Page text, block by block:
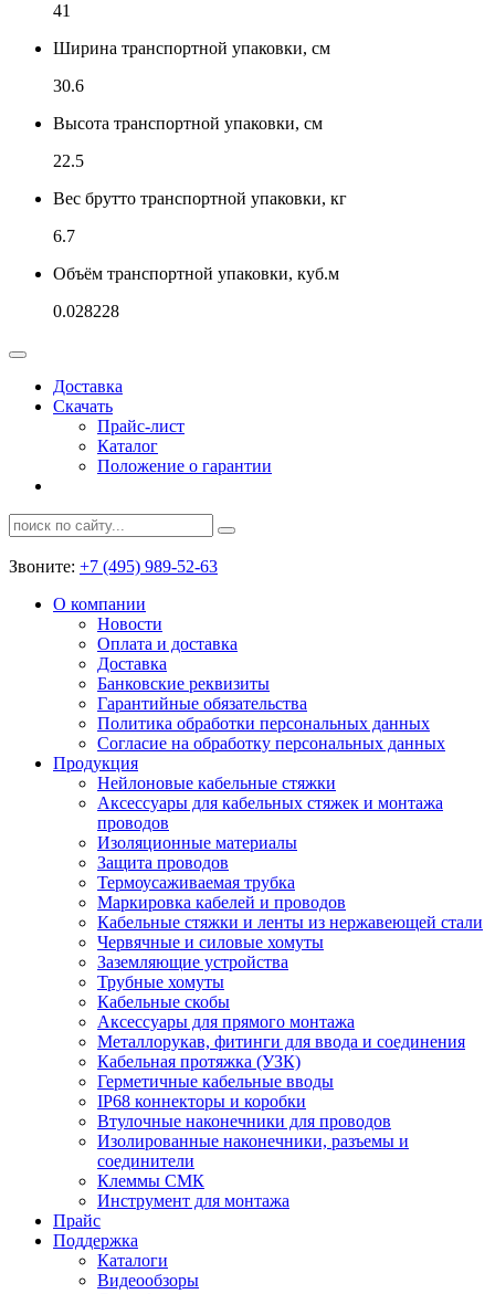
41
Ширина транспортной упаковки, см
30.6
Высота транспортной упаковки, см
22.5
Вес брутто транспортной упаковки, кг
6.7
Объём транспортной упаковки, куб.м
0.028228
Доставка
Скачать
Прайс-лист
Каталог
Положение о гарантии
Звоните: +7 (495) 989-52-63
О компании
Новости
Оплата и доставка
Доставка
Банковские реквизиты
Гарантийные обязательства
Политика обработки персональных данных
Согласие на обработку персональных данных
Продукция
Нейлоновые кабельные стяжки
Аксессуары для кабельных стяжек и монтажа
проводов
Изоляционные материалы
Защита проводов
Термоусаживаемая трубка
Маркировка кабелей и проводов
Кабельные стяжки и ленты из нержавеющей стали
Червячные и силовые хомуты
Заземляющие устройства
Трубные хомуты
Кабельные скобы
Аксессуары для прямого монтажа
Металлорукав, фитинги для ввода и соединения
Кабельная протяжка (УЗК)
Герметичные кабельные вводы
IP68 коннекторы и коробки
Втулочные наконечники для проводов
Изолированные наконечники, разъемы и
соединители
Клеммы СМК
Инструмент для монтажа
Прайс
Поддержка
Каталоги
Видеообзоры